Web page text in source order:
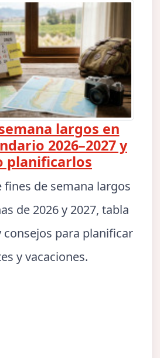
largos en
2026–2027 y
planificarlos
fines de semana largos
de 2026 y 2027, tabla
consejos para planificar
y vacaciones.